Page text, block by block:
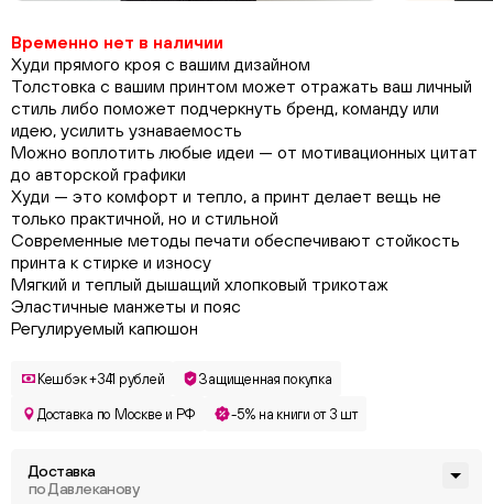
Временно нет в наличии
Худи прямого кроя с вашим дизайном
Толстовка с вашим принтом может отражать ваш личный
стиль либо поможет подчеркнуть бренд, команду или
идею, усилить узнаваемость
Можно воплотить любые идеи — от мотивационных цитат
до авторской графики
Худи — это комфорт и тепло, а принт делает вещь не
только практичной, но и стильной
Современные методы печати обеспечивают стойкость
принта к стирке и износу
Мягкий и теплый дышащий хлопковый трикотаж
Эластичные манжеты и пояс
Регулируемый капюшон
Кешбэк +341 рублей Защищенная покупка
Доставка по Москве и РФ -5% на книги от 3 шт
Доставка
по Давлеканову